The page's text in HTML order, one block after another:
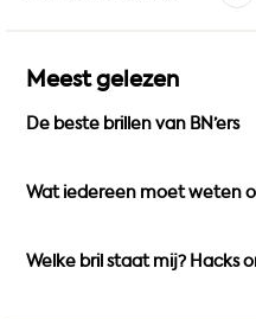
a
o
Meest gelezen
De beste brillen van BN’ers
Wat iedereen moet weten
Welke bril staat mij? Hacks